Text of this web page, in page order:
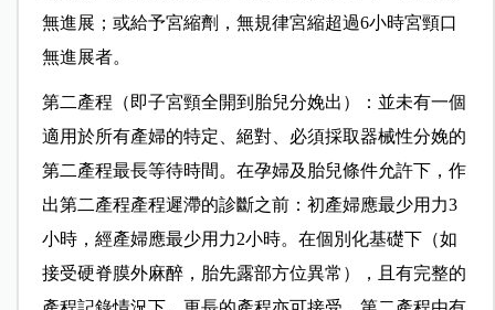
無進展；或給予宮縮劑，無規律宮縮超過6小時宮頸口
無進展者。
第二產程（即子宮頸全開到胎兒分娩出）：並未有一個
適用於所有產婦的特定、絕對、必須採取器械性分娩的
第二產程最長等待時間。在孕婦及胎兒條件允許下，作
出第二產程產程遲滯的診斷之前：初產婦應最少用力3
小時，經產婦應最少用力2小時。在個別化基礎下（如
接受硬脊膜外麻醉，胎先露部方位異常），且有完整的